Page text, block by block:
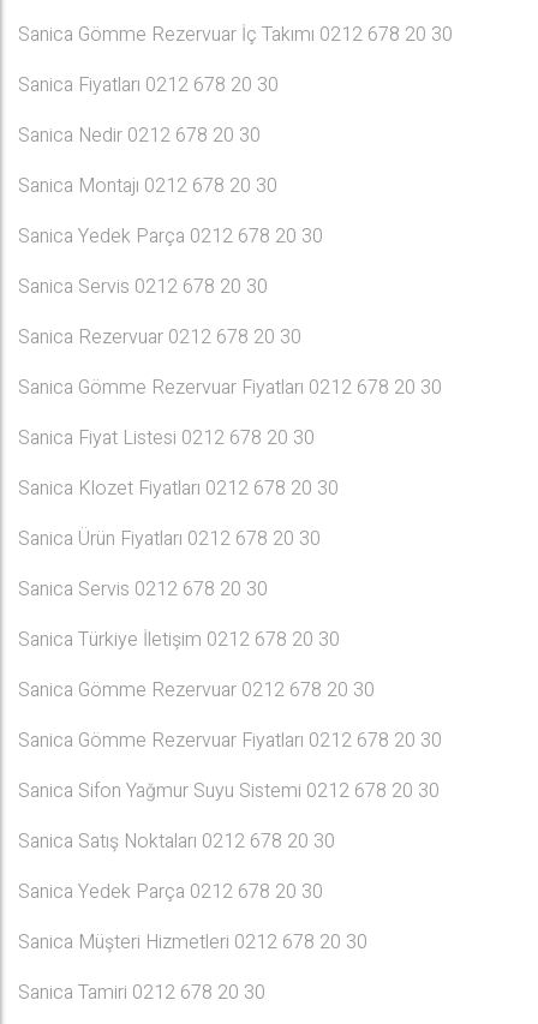
Sanica Gömme Rezervuar İç Takımı 0212 678 20 30
Sanica Fiyatları 0212 678 20 30
Sanica Nedir 0212 678 20 30
Sanica Montajı 0212 678 20 30
Sanica Yedek Parça 0212 678 20 30
Sanica Servis 0212 678 20 30
Sanica Rezervuar 0212 678 20 30
Sanica Gömme Rezervuar Fiyatları 0212 678 20 30
Sanica Fiyat Listesi 0212 678 20 30
Sanica Klozet Fiyatları 0212 678 20 30
Sanica Ürün Fiyatları 0212 678 20 30
Sanica Servis 0212 678 20 30
Sanica Türkiye İletişim 0212 678 20 30
Sanica Gömme Rezervuar 0212 678 20 30
Sanica Gömme Rezervuar Fiyatları 0212 678 20 30
Sanica Sifon Yağmur Suyu Sistemi 0212 678 20 30
Sanica Satış Noktaları 0212 678 20 30
Sanica Yedek Parça 0212 678 20 30
Sanica Müşteri Hizmetleri 0212 678 20 30
Sanica Tamiri 0212 678 20 30